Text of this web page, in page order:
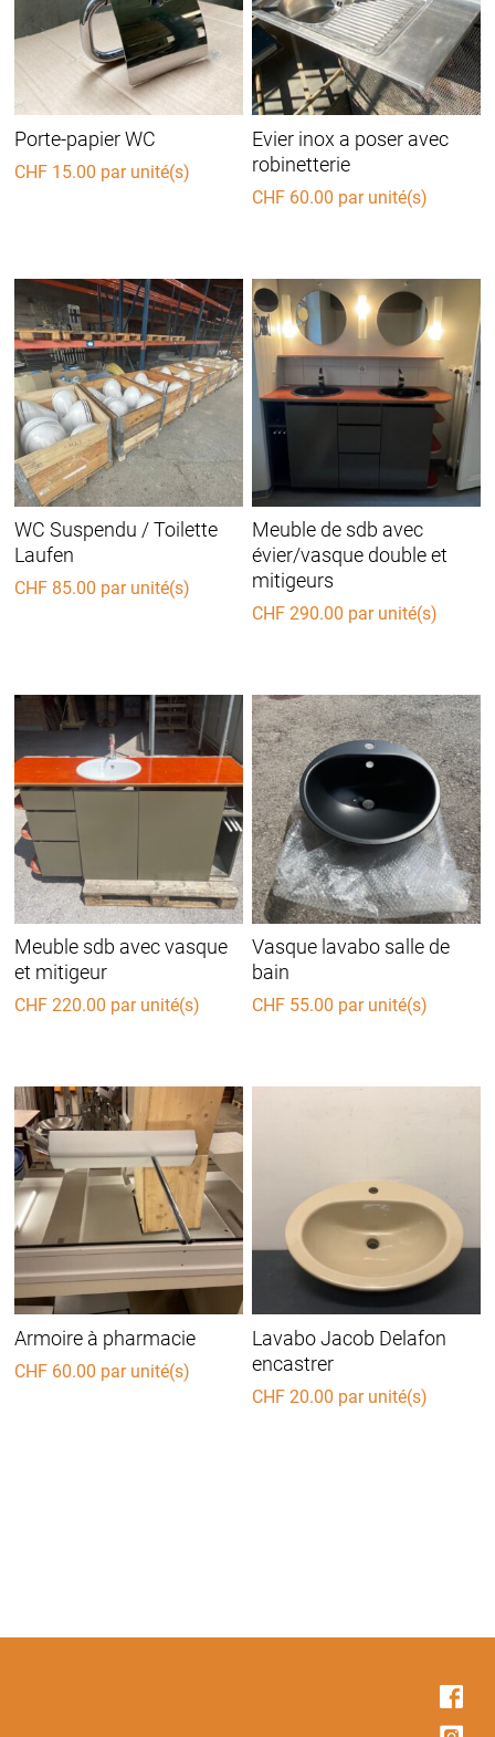
Porte-papier WC
CHF 15.00 par unité(s)
Evier inox a poser avec
robinetterie
CHF 60.00 par unité(s)
WC Suspendu / Toilette
Laufen
CHF 85.00 par unité(s)
Meuble de sdb avec
évier/vasque double et
mitigeurs
CHF 290.00 par unité(s)
Meuble sdb avec vasque
et mitigeur
CHF 220.00 par unité(s)
Vasque lavabo salle de
bain
CHF 55.00 par unité(s)
Armoire à pharmacie
CHF 60.00 par unité(s)
Lavabo Jacob Delafon
encastrer
CHF 20.00 par unité(s)